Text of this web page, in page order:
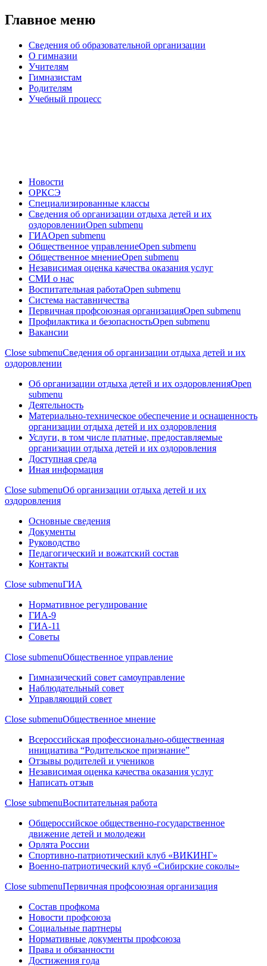
Главное меню
Сведения об образовательной организации
О гимназии
Учителям
Гимназистам
Родителям
Учебный процесс
Новости
ОРКСЭ
Специализированные классы
Сведения об организации отдыха детей и их
оздоровленииOpen submenu
ГИАOpen submenu
Общественное управлениеOpen submenu
Общественное мнениеOpen submenu
Независимая оценка качества оказания услуг
СМИ о нас
Воспитательная работаOpen submenu
Система наставничества
Первичная профсоюзная организацияOpen submenu
Профилактика и безопасностьOpen submenu
Вакансии
Close submenuСведения об организации отдыха детей и их
оздоровлении
Об организации отдыха детей и их оздоровленияOpen
submenu
Деятельность
Материально-техническое обеспечение и оснащенность
организации отдыха детей и их оздоровления
Услуги, в том числе платные, предоставляемые
организации отдыха детей и их оздоровления
Доступная среда
Иная информация
Close submenuОб организации отдыха детей и их
оздоровления
Основные сведения
Документы
Руководство
Педагогический и вожатский состав
Контакты
Close submenuГИА
Нормативное регулирование
ГИА-9
ГИА-11
Советы
Close submenuОбщественное управление
Гимназический совет самоуправление
Наблюдательный совет
Управляющий совет
Close submenuОбщественное мнение
Всероссийская профессионально-общественная
инициатива “Родительское признание”
Отзывы родителей и учеников
Независимая оценка качества оказания услуг
Написать отзыв
Close submenuВоспитательная работа
Общероссийское общественно-государственное
движение детей и молодежи
Орлята России
Спортивно-патриотический клуб «ВИКИНГ»
Военно-патриотический клуб «Сибирские соколы»
Close submenuПервичная профсоюзная организация
Состав профкома
Новости профсоюза
Социальные партнеры
Нормативные документы профсоюза
Права и обязанности
Достижения года